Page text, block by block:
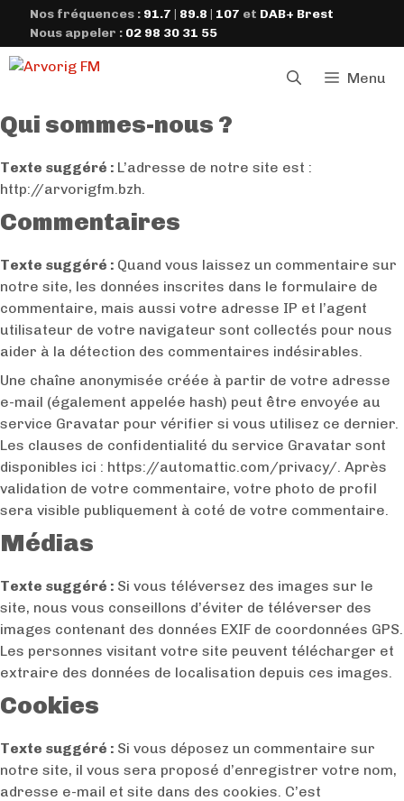
Aller
contenu
Nos fréquences : 91.7 | 89.8 | 107 et DAB+ Brest
Nous appeler : 02 98 30 31 55
Menu
Qui sommes-nous ?
Texte suggéré : L’adresse de notre site est :
http://arvorigfm.bzh.
Commentaires
Texte suggéré : Quand vous laissez un commentaire sur
notre site, les données inscrites dans le formulaire de
commentaire, mais aussi votre adresse IP et l’agent
utilisateur de votre navigateur sont collectés pour nous
aider à la détection des commentaires indésirables.
Une chaîne anonymisée créée à partir de votre adresse
e-mail (également appelée hash) peut être envoyée au
service Gravatar pour vérifier si vous utilisez ce dernier.
Les clauses de confidentialité du service Gravatar sont
disponibles ici : https://automattic.com/privacy/. Après
validation de votre commentaire, votre photo de profil
sera visible publiquement à coté de votre commentaire.
Médias
Texte suggéré : Si vous téléversez des images sur le
site, nous vous conseillons d’éviter de téléverser des
images contenant des données EXIF de coordonnées GPS.
Les personnes visitant votre site peuvent télécharger et
extraire des données de localisation depuis ces images.
Cookies
Texte suggéré : Si vous déposez un commentaire sur
notre site, il vous sera proposé d’enregistrer votre nom,
adresse e-mail et site dans des cookies. C’est